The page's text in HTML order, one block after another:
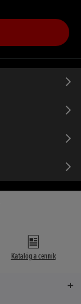
Katalóg a cenník